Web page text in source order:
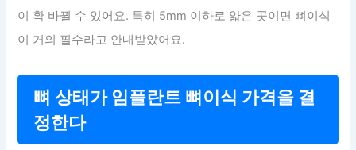
이 확 바뀔 수 있어요. 특히 5mm 이하로 얇은 곳이면 뼈이식
이 거의 필수라고 안내받았어요.
뼈 상태가 임플란트 뼈이식 가격을 결
정한다